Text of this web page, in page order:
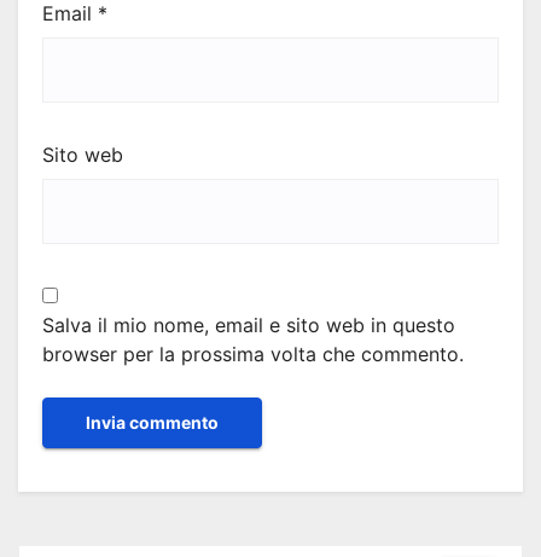
Email *
Sito web
Salva il mio nome, email e sito web in questo
browser per la prossima volta che commento.